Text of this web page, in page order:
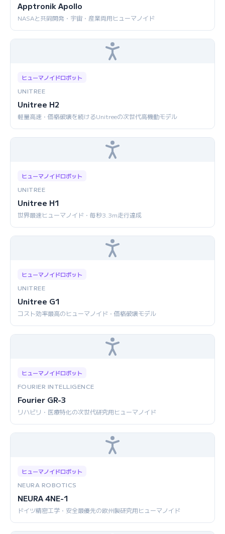
Apptronik Apollo
NASAと共同開発・宇宙・産業両用ヒューマノイド
ヒューマノイドロボット
UNITREE
Unitree H2
軽量高速・価格破壊を続けるUnitreeの次世代高機動モデル
ヒューマノイドロボット
UNITREE
Unitree H1
世界最速ヒューマノイド・毎秒3.3m走行達成
ヒューマノイドロボット
UNITREE
Unitree G1
コスト効率最高のヒューマノイド・価格破壊モデル
ヒューマノイドロボット
FOURIER INTELLIGENCE
Fourier GR-3
リハビリ・医療特化の次世代研究用ヒューマノイド
ヒューマノイドロボット
NEURA ROBOTICS
NEURA 4NE-1
ドイツ精密工学・安全最優先の欧州製研究用ヒューマノイド